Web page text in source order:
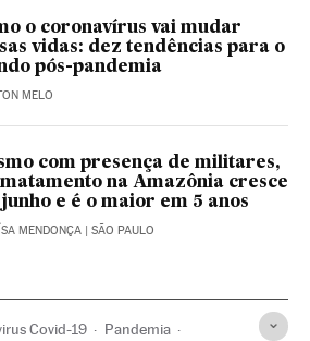
o coronavírus vai mudar
vidas: dez tendências para o
pós-pandemia
MELO
com presença de militares,
na Amazônia cresce
e é o maior em 5 anos
MENDONÇA | SÃO PAULO
Covid-19 Pandemia